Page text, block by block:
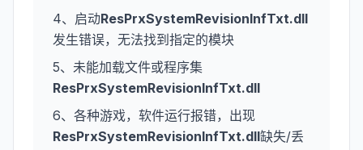
4、启动ResPrxSystemRevisionInfTxt.dll
发生错误，无法找到指定的模块
5、未能加载文件或程序集
ResPrxSystemRevisionInfTxt.dll
6、各种游戏，软件运行报错，出现
ResPrxSystemRevisionInfTxt.dll缺失/丢